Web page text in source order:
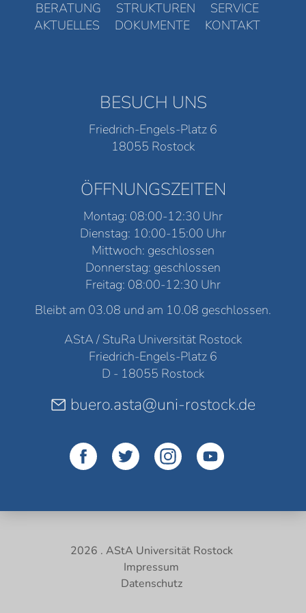
BERATUNG STRUKTUREN
SERVICE
AKTUELLES
DOKUMENTE KONTAKT
BESUCH UNS
Friedrich-Engels-Platz 6
18055 Rostock
ÖFFNUNGSZEITEN
Montag: 08:00-12:30 Uhr
Dienstag: 10:00-15:00 Uhr
Mittwoch: geschlossen
Donnerstag: geschlossen
Freitag: 08:00-12:30 Uhr
Bleibt am 03.08 und am 10.08 geschlossen.
AStA / StuRa Universität Rostock
Friedrich-Engels-Platz 6
D - 18055 Rostock
buero.asta@uni-rostock.de
2026 . AStA Universität Rostock
Impressum
Datenschutz